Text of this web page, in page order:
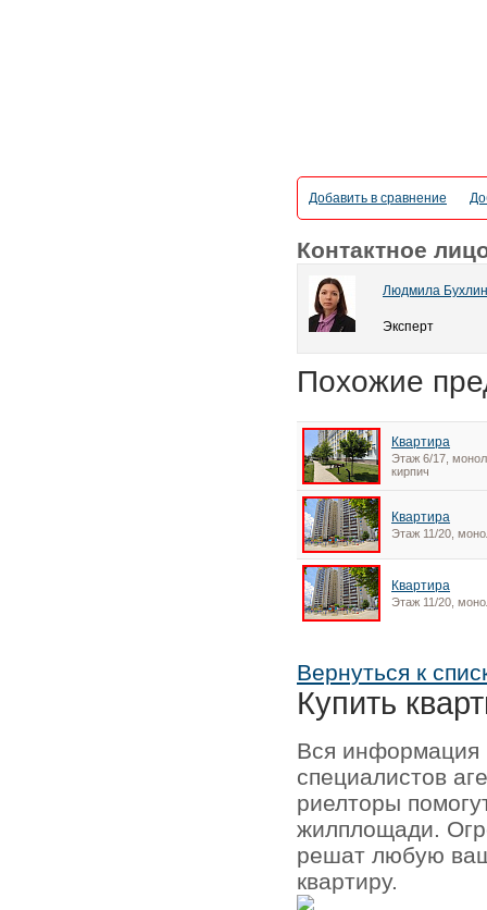
Добавить в сравнение
Контактное
Людмила
Эксперт
Похожие
Квартира
Этаж 6/17,
кирпич
Квартира
Этаж 11/20,
Квартира
Этаж 11/20,
Вернуться к
Купить
Вся информация
специалистов
риелторы
жилплощади.
решат любую
квартиру.